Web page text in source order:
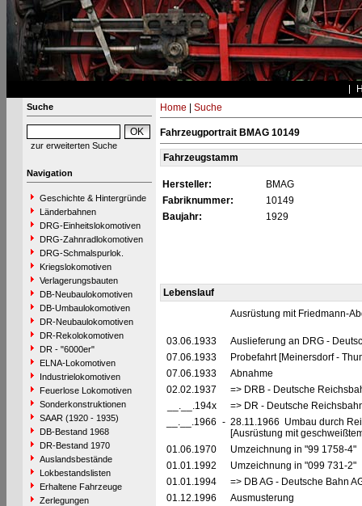
Suche
zur erweiterten Suche
Navigation
Geschichte & Hintergründe
Länderbahnen
DRG-Einheitslokomotiven
DRG-Zahnradlokomotiven
DRG-Schmalspurlok.
Kriegslokomotiven
Verlagerungsbauten
DB-Neubaulokomotiven
DB-Umbaulokomotiven
DR-Neubaulokomotiven
DR-Rekolokomotiven
DR - "6000er"
ELNA-Lokomotiven
Industrielokomotiven
Feuerlose Lokomotiven
Sonderkonstruktionen
SAAR (1920 - 1935)
DB-Bestand 1968
DR-Bestand 1970
Auslandsbestände
Lokbestandslisten
Erhaltene Fahrzeuge
Zerlegungen
Home Suche
Fahrzeugportrait BMAG 10149
Fahrzeugstamm
Hersteller:
BMAG
Fabriknummer:
10149
Baujahr:
1929
Lebenslauf
Ausrüstung mit Friedmann-
03.06.1933
Auslieferung an DRG -
07.06.1933
Probefahrt [Meinersdorf -
07.06.1933
Abnahme
02.02.1937
=> DRB - Deutsche
__.__.194x
=> DR - Deutsche
__.__.1966 - 28.11.1966 Umbau durch
[Ausrüstung mit
01.06.1970
Umzeichnung in "99 1758-4"
01.01.1992
Umzeichnung in "099 731-2"
01.01.1994
=> DB AG - Deutsche Bahn
01.12.1996
Ausmusterung